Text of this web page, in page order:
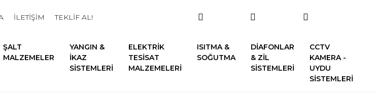
İLETİŞİM TEKLİF AL!
ŞALT
MALZEMELER
YANGIN &
İKAZ
SİSTEMLERİ
ELEKTRİK
TESİSAT
MALZEMELERİ
ISITMA &
SOĞUTMA
DİAFONLAR
& ZİL
SİSTEMLERİ
CCTV
KAMERA -
UYDU
SİSTEMLERİ